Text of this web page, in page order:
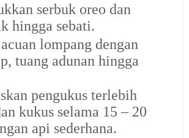
serbuk oreo dan
hingga sebati.
lompang dengan
tuang adunan hingga
pengukus terlebih
kukus selama 15 – 20
api sederhana.